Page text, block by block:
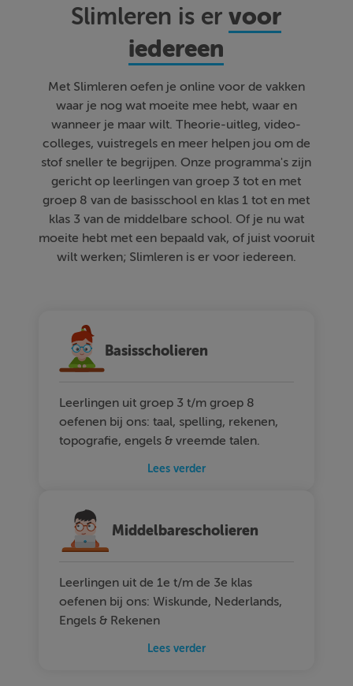
Slimleren is ervoor
iedereen
Met Slimleren oefen je online voor de vakken
waar je nog wat moeite mee hebt, waar en
wanneer je maar wilt. Theorie-uitleg, video-
colleges, vuistregels en meer helpen jou om de
stof sneller te begrijpen. Onze programma's zijn
gericht op leerlingen van groep 3 tot en met
groep 8 van de basisschool en klas 1 tot en met
klas 3 van de middelbare school. Of je nu wat
moeite hebt met een bepaald vak, of juist vooruit
wilt werken; Slimleren is er voor iedereen.
Basisscholieren
Leerlingen uit groep 3 t/m groep 8
oefenen bij ons: taal, spelling, rekenen,
topografie, engels & vreemde talen.
Lees verder
Middelbarescholieren
Leerlingen uit de 1e t/m de 3e klas
oefenen bij ons: Wiskunde, Nederlands,
Engels & Rekenen
Lees verder